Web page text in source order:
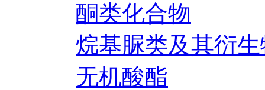
酮类化合物
烷基脲类及其衍
无机酸酯